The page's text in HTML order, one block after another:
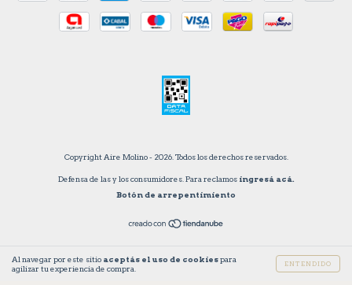
Al navegar por este sitio aceptás el uso de cookiespara
agilizar tu experiencia de compra.
ENTENDIDO
Copyright Aire Molino - 2026. Todos los derechos reservados.
Defensa de las y los consumidores. Para reclamos ingresá acá.
Botón de arrepentimiento